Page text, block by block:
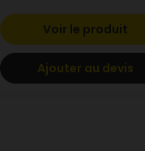
Voir le produit
Ajouter au devis